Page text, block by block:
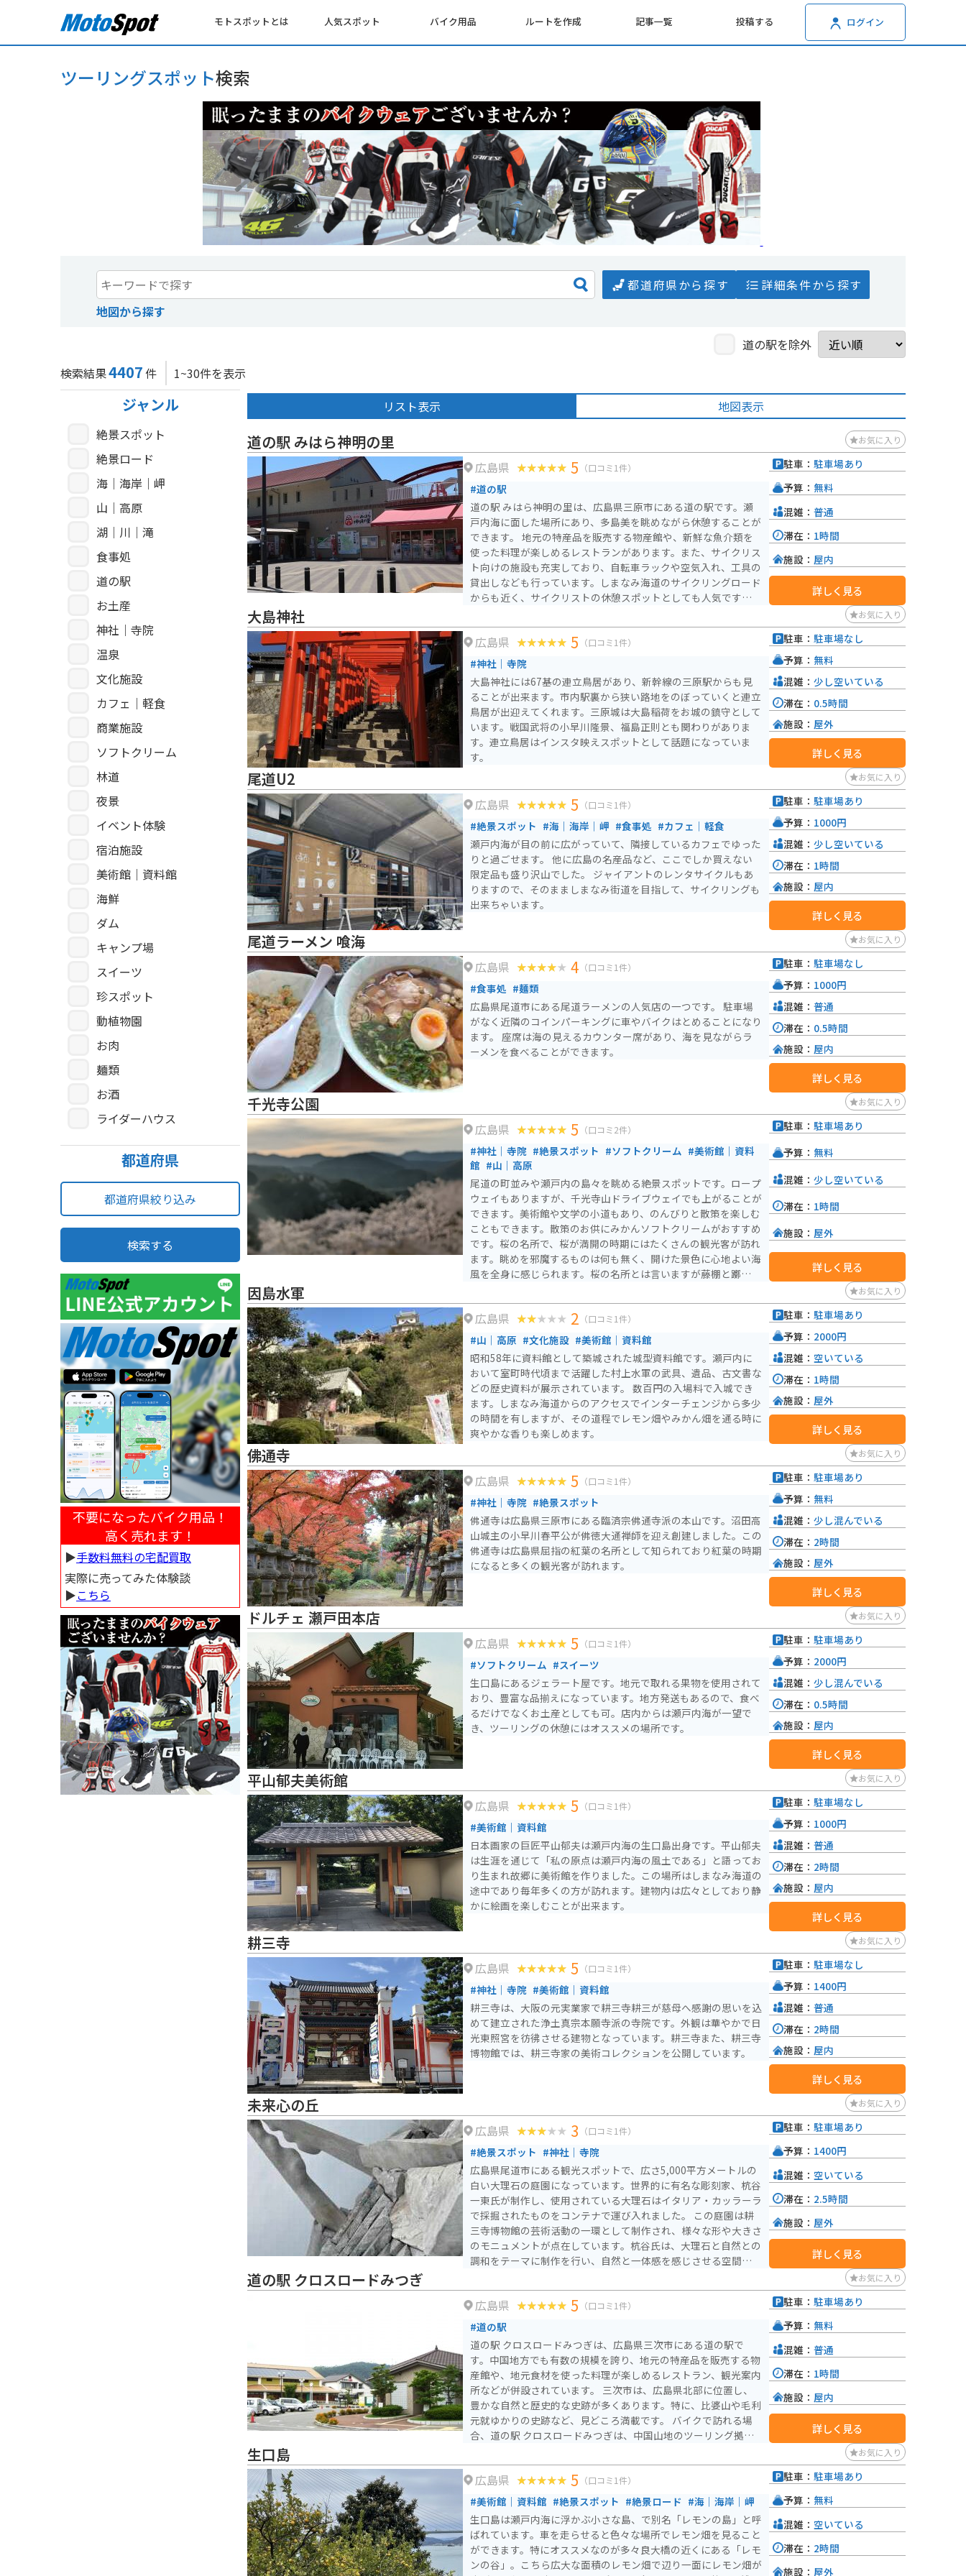
モトスポットとは 人気スポット バイク用品 ルートを作成 記事一覧 投稿する ログイン
ツーリングスポット検索
都道府県から探す
詳細条件から探す
地図から探す
道の駅を除外
検索結果4407件 1~30件を表示
ジャンル
絶景スポット
絶景ロード
海｜海岸｜岬
山｜高原
湖｜川｜滝
食事処
道の駅
お土産
神社｜寺院
温泉
文化施設
カフェ｜軽食
商業施設
ソフトクリーム
林道
夜景
イベント体験
宿泊施設
美術館｜資料館
海鮮
ダム
キャンプ場
スイーツ
珍スポット
動植物園
お肉
麺類
お酒
ライダーハウス
都道府県
都道府県絞り込み
検索する
不要になったバイク用品！
高く売れます！
▶︎手数料無料の宅配買取
実際に売ってみた体験談
▶︎こちら
リスト表示 地図表示
道の駅 みはら神明の里 お気に入り
広島県 5 （口コミ1件）
#道の駅
道の駅 みはら神明の里は、広島県三原市にある道の駅です。瀬
戸内海に面した場所にあり、多島美を眺めながら休憩することが
できます。 地元の特産品を販売する物産館や、新鮮な魚介類を
使った料理が楽しめるレストランがあります。また、サイクリス
ト向けの施設も充実しており、自転車ラックや空気入れ、工具の
貸出しなども行っています。しまなみ海道のサイクリングロード
からも近く、サイクリストの休憩スポットとしても人気です。
を使った様々な料理を楽しむことができます。新鮮なタコを使っ
たお刺身や、サクッとした食感が美味しい唐揚げなど、ぜひ味わ
ってみてください。
駐車： 駐車場あり
予算： 無料
混雑： 普通
滞在： 1時間
施設： 屋内
詳しく見る
大島神社 お気に入り
広島県 5 （口コミ1件）
#神社｜寺院
大島神社には67基の連立鳥居があり、新幹線の三原駅からも見
ることが出来ます。市内駅裏から狭い路地をのぼっていくと連立
鳥居が出迎えてくれます。三原城は大島稲荷をお城の鎮守として
います。戦国武将の小早川隆景、福島正則とも関わりがありま
す。連立鳥居はインスタ映えスポットとして話題になっていま
す。
駐車： 駐車場なし
予算： 無料
混雑： 少し空いている
滞在： 0.5時間
施設： 屋外
詳しく見る
尾道U2 お気に入り
広島県 5 （口コミ1件）
#絶景スポット #海｜海岸｜岬 #食事処 #カフェ｜軽食
瀬戸内海が目の前に広がっていて、隣接しているカフェでゆった
りと過ごせます。 他に広島の名産品など、ここでしか買えない
限定品も盛り沢山でした。 ジャイアントのレンタサイクルもあ
りますので、そのまましまなみ街道を目指して、サイクリングも
出来ちゃいます。
駐車： 駐車場あり
予算： 1000円
混雑： 少し空いている
滞在： 1時間
施設： 屋内
詳しく見る
尾道ラーメン 喰海 お気に入り
広島県 4 （口コミ1件）
#食事処 #麺類
広島県尾道市にある尾道ラーメンの人気店の一つです。 駐車場
がなく近隣のコインパーキングに車やバイクはとめることになり
ます。 座席は海の見えるカウンター席があり、海を見ながらラ
ーメンを食べることができます。
駐車： 駐車場なし
予算： 1000円
混雑： 普通
滞在： 0.5時間
施設： 屋内
詳しく見る
千光寺公園 お気に入り
広島県 5 （口コミ2件）
#神社｜寺院 #絶景スポット #ソフトクリーム #美術館｜資料
館 #山｜高原
尾道の町並みや瀬戸内の島々を眺める絶景スポットです。ロープ
ウェイもありますが、千光寺山ドライブウェイでも上がることが
できます。美術館や文学の小道もあり、のんびりと散策を楽しむ
こともできます。散策のお供にみかんソフトクリームがおすすめ
です。桜の名所で、桜が満開の時期にはたくさんの観光客が訪れ
ます。眺めを邪魔するものは何も無く、開けた景色に心地よい海
風を全身に感じられます。桜の名所とは言いますが藤棚と躑躅も
あり見どころ満点です。
駐車： 駐車場あり
予算： 無料
混雑： 少し空いている
滞在： 1時間
施設： 屋外
詳しく見る
因島水軍 お気に入り
広島県 2 （口コミ1件）
#山｜高原 #文化施設 #美術館｜資料館
昭和58年に資料館として築城された城型資料館です。瀬戸内に
おいて室町時代頃まで活躍した村上水軍の武具、遺品、古文書な
どの歴史資料が展示されています。 数百円の入場料で入城でき
ます。しまなみ海道からのアクセスでインターチェンジから多少
の時間を有しますが、その道程でレモン畑やみかん畑を通る時に
爽やかな香りも楽しめます。
駐車： 駐車場あり
予算： 2000円
混雑： 空いている
滞在： 1時間
施設： 屋外
詳しく見る
佛通寺 お気に入り
広島県 5 （口コミ1件）
#神社｜寺院 #絶景スポット
佛通寺は広島県三原市にある臨済宗佛通寺派の本山です。沼田高
山城主の小早川春平公が佛徳大通禅師を迎え創建しました。この
佛通寺は広島県屈指の紅葉の名所として知られており紅葉の時期
になると多くの観光客が訪れます。
駐車： 駐車場あり
予算： 無料
混雑： 少し混んでいる
滞在： 2時間
施設： 屋外
詳しく見る
ドルチェ 瀬戸田本店 お気に入り
広島県 5 （口コミ1件）
#ソフトクリーム #スイーツ
生口島にあるジェラート屋です。地元で取れる果物を使用されて
おり、豊富な品揃えになっています。地方発送もあるので、食べ
るだけでなくお土産としても可。店内からは瀬戸内海が一望で
き、ツーリングの休憩にはオススメの場所です。
駐車： 駐車場あり
予算： 2000円
混雑： 少し混んでいる
滞在： 0.5時間
施設： 屋内
詳しく見る
平山郁夫美術館 お気に入り
広島県 5 （口コミ1件）
#美術館｜資料館
日本画家の巨匠平山郁夫は瀬戸内海の生口島出身です。平山郁夫
は生涯を通じて「私の原点は瀬戸内海の風土である」と語ってお
り生まれ故郷に美術館を作りました。この場所はしまなみ海道の
途中であり毎年多くの方が訪れます。建物内は広々としており静
かに絵画を楽しむことが出来ます。
駐車： 駐車場なし
予算： 1000円
混雑： 普通
滞在： 2時間
施設： 屋内
詳しく見る
耕三寺 お気に入り
広島県 5 （口コミ1件）
#神社｜寺院 #美術館｜資料館
耕三寺は、大阪の元実業家で耕三寺耕三が慈母へ感謝の思いを込
めて建立された浄土真宗本願寺派の寺院です。外観は華やかで日
光東照宮を彷彿させる建物となっています。耕三寺また、耕三寺
博物館では、耕三寺家の美術コレクションを公開しています。
駐車： 駐車場なし
予算： 1400円
混雑： 普通
滞在： 2時間
施設： 屋内
詳しく見る
未来心の丘 お気に入り
広島県 3 （口コミ1件）
#絶景スポット #神社｜寺院
広島県尾道市にある観光スポットで、広さ5,000平方メートルの
白い大理石の庭園になっています。世界的に有名な彫刻家、杭谷
一東氏が制作し、使用されている大理石はイタリア・カッラーラ
で採掘されたものをコンテナで運び入れました。 この庭園は耕
三寺博物館の芸術活動の一環として制作され、様々な形や大きさ
のモニュメントが点在しています。杭谷氏は、大理石と自然との
調和をテーマに制作を行い、自然と一体感を感じさせる空間にな
テリアを楽しみながらドリンクを味わえます。SNS映えするスポ
ットとしても注目されています。周りを見渡せばきれいな景色も
見ることのできる場所です。フォトスポットにも人気で女性の方
やカップル、写真を撮ることが好きな方にはぴったりです。
駐車： 駐車場あり
予算： 1400円
混雑： 空いている
滞在： 2.5時間
施設： 屋外
詳しく見る
道の駅 クロスロードみつぎ お気に入り
広島県 5 （口コミ1件）
#道の駅
道の駅 クロスロードみつぎは、広島県三次市にある道の駅で
す。中国地方でも有数の規模を誇り、地元の特産品を販売する物
産館や、地元食材を使った料理が楽しめるレストラン、観光案内
所などが併設されています。 三次市は、広島県北部に位置し、
豊かな自然と歴史的な史跡が多くあります。特に、比婆山や毛利
元就ゆかりの史跡など、見どころ満載です。 バイクで訪れる場
合、道の駅 クロスロードみつぎは、中国山地のツーリング拠点
す。周辺には、ワインディングロードが続くため、ツーリングを
楽しむことができます。 道の駅で購入できる名産品として、地
元産の新鮮な野菜や果物、三次唐麺、三次ワイナリーなどの特産
品があります。また、レストランでは、三次唐麺や、地元産のジ
ビエ料理などが人気です。
駐車： 駐車場あり
予算： 無料
混雑： 普通
滞在： 1時間
施設： 屋内
詳しく見る
生口島 お気に入り
広島県 5 （口コミ1件）
#美術館｜資料館 #絶景スポット #絶景ロード #海｜海岸｜岬
生口島は瀬戸内海に浮かぶ小さな島、で別名「レモンの島」と呼
ばれています。車を走らせると色々な場所でレモン畑を見ること
ができます。特にオススメなのが多々良大橋の近くにある「レモ
ンの谷」。こちら広大な面積のレモン畑で辺り一面にレモン畑が
駐車： 駐車場あり
予算： 無料
混雑： 空いている
滞在： 2時間
施設： 屋外